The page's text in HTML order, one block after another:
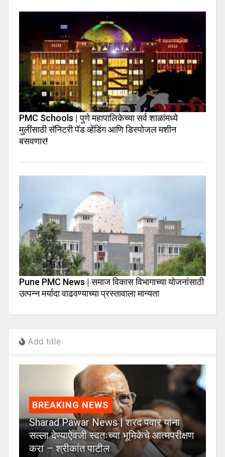
PMC Schools | पुणे महापालिकेच्या सर्व शाळांमध्ये
मुलींसाठी सॅनिटरी पॅड व्हेंडिंग आणि डिस्पोजल मशीन
बसवणार!
Pune PMC News | समाज विकास विभागाच्या योजनांसाठी
उत्पन्न मर्यादा वाढवण्याच्या प्रस्तावाला मान्यता
Add title
BREAKING NEWS
Sharad Pawar News | शरद पवार यांना
सल्ला देण्याऐवजी स्वतःच्या भूमिकेचे आत्मपरीक्षण
करा – श्रीकांत पाटील